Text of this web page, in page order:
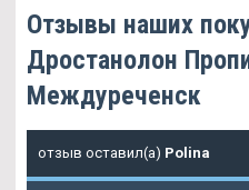
Отзывы наших
Дростанолон
Междуреченск
отзыв оставил(а) Polina